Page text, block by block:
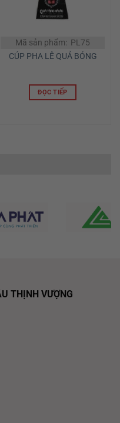
Mã sản phẩm: PL75
CÚP PHA LÊ QUẢ BÓNG
ĐỌC TIẾP
THỊNH VƯỢNG